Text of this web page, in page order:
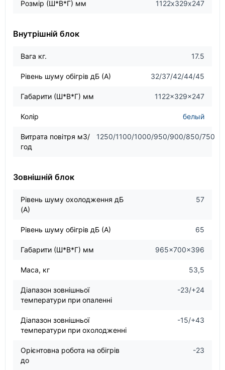
Розмір (Ш*В*Г) мм 1122х329х247
Внутрішній блок
Вага кг. 17.5
Рівень шуму обігрів дБ (А) 32/37/42/44/45
Габарити (Ш*В*Г) мм 1122×329×247
Колір белый
Витрата повітря м3/
год
1250/1100/1000/950/900/850/750
Зовнішній блок
Рівень шуму охолодження дБ
(А)
57
Рівень шуму обігрів дБ (А) 65
Габарити (Ш*В*Г) мм 965×700×396
Маса, кг 53,5
Діапазон зовнішньої
температури при опаленні
-23/+24
Діапазон зовнішньої
температури при охолодженні
-15/+43
Орієнтовна робота на обігрів
до
-23